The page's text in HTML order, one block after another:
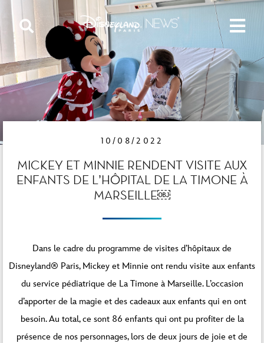
10/08/2022
MICKEY ET MINNIE RENDENT VISITE AUX
ENFANTS DE L’HÔPITAL DE LA TIMONE À
MARSEILLE￼
Dans le cadre du programme de visites d’hôpitaux de
Disneyland® Paris, Mickey et Minnie ont rendu visite aux enfants
du service pédiatrique de La Timone à Marseille. L’occasion
d’apporter de la magie et des cadeaux aux enfants qui en ont
besoin. Au total, ce sont 86 enfants qui ont pu profiter de la
présence de nos personnages, lors de deux jours de joie et de